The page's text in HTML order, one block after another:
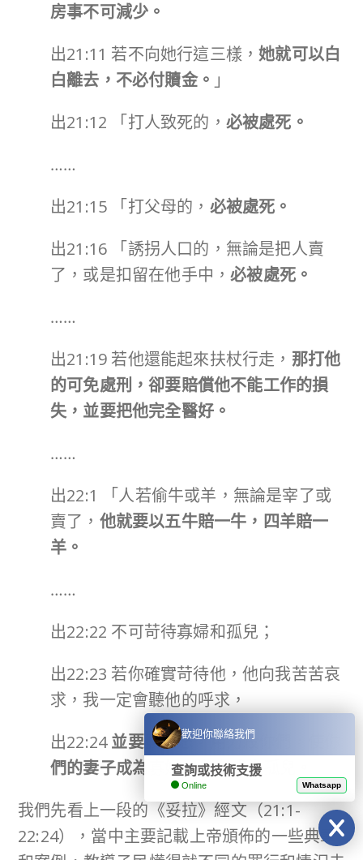
房事不可減少。
出21:11 若不向她行這三樣，她就可以白
白離去，不必付贖金。 」
出21:12 「打人致死的， 必被處死。
……
出21:15 「打父母的， 必被處死。
出21:16 「誘拐人口的，無論是把人賣
了，或是扣留在他手中，必被處死。
……
出21:19 若他還能起來扶杖行走， 那打他
的可免處刑，卻要賠償他不能工作的損
失，並要把他完全醫好。
……
出22:1 「人若偷牛或羊，無論是宰了或
賣了， 他就要以五牛賠一牛，四羊賠一
羊。
……
出22:22 不可苛待寡婦和孤兒；
出22:23 若你確實苛待他，他向我苦苦哀
求，我一定會聽他的呼求，
出22:24並要發烈怒，用刀殺你們，使你
們的妻子成為寡婦，兒女成為孤兒。
我們先看上一段的《妥拉》經文（21:1-
22:24），當中主要記載上帝頒佈的一些典章
歡迎你聯絡我們
查詢或技術支援
Online Whatsapp